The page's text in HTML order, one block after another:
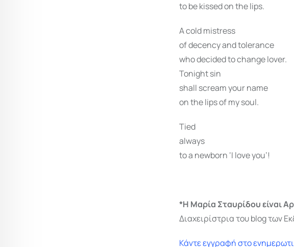
to be kissed on the lips.
A cold mistress
of decency and tolerance
who decided to change lover.
Tonight sin
shall scream your name
on the lips of my soul.
Tied
always
to a newborn ‘I love you’!
*Η Μαρία Σταυρίδου είναι
Διαχειρίστρια του blog των
Κάντε εγγραφή στο